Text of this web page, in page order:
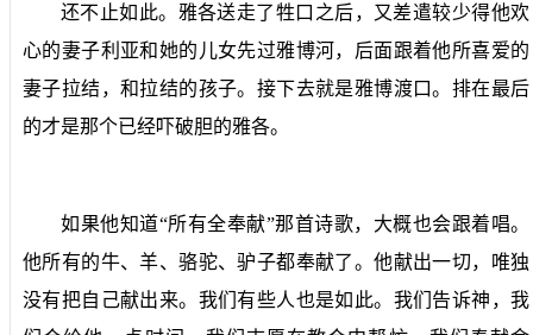
还不止如此。雅各送走了牲口之后，又差遣较少得他欢
心的妻子利亚和她的儿女先过雅博河，后面跟着他所喜爱的
妻子拉结，和拉结的孩子。接下去就是雅博渡口。排在最后
的才是那个已经吓破胆的雅各。
如果他知道“所有全奉献”那首诗歌，大概也会跟着唱。
他所有的牛、羊、骆驼、驴子都奉献了。他献出一切，唯独
没有把自己献出来。我们有些人也是如此。我们告诉神，我